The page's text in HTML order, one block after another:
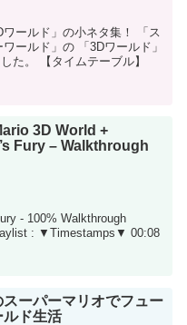
ールド」の小ネタ集！ 「ス
ールド」の 「3Dワールド」
た。 【タイムテーブル】
3D World +
Fury – Walkthrough
- 100% Walkthrough
: ▼Timestamps▼ 00:08
スーパーマリオでフュー
ルド生活